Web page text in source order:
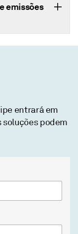
emissões
entrará em
podem